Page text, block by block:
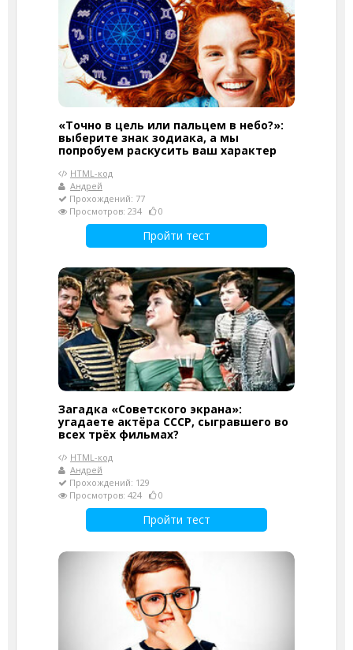
«Точно в цель или пальцем в небо?»:
выберите знак зодиака, а мы
попробуем раскусить ваш характер
HTML-код
Андрей
Прохождений: 77
Просмотров: 234
0
Пройти тест
Загадка «Советского экрана»:
угадаете актёра СССР, сыгравшего во
всех трёх фильмах?
HTML-код
Андрей
Прохождений: 129
Просмотров: 424
0
Пройти тест